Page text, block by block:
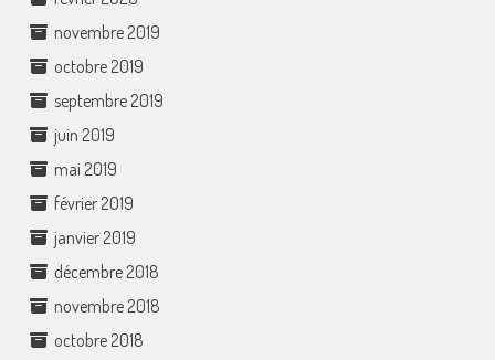
novembre 2019
octobre 2019
septembre 2019
juin 2019
mai 2019
février 2019
janvier 2019
décembre 2018
novembre 2018
octobre 2018